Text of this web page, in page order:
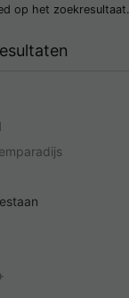
op het zoekresultaat.